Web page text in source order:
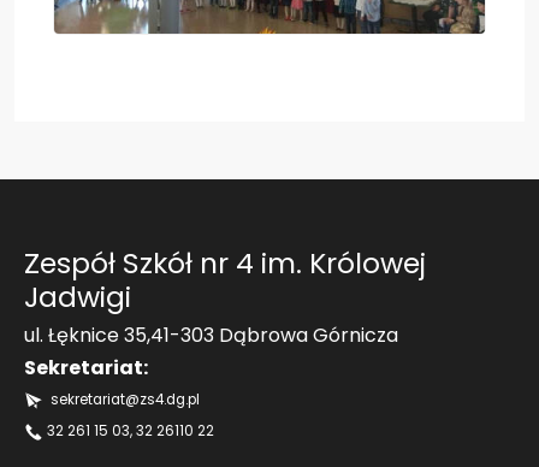
Zespół Szkół nr 4 im. Królowej
Jadwigi
ul. Łęknice 35,41-303 Dąbrowa Górnicza
Sekretariat:
sekretariat@zs4.dg.pl
32 261 15 03, 32 26110 22